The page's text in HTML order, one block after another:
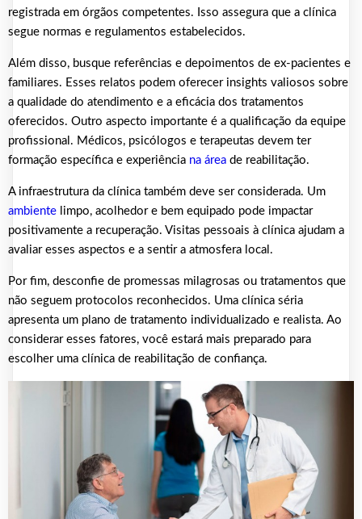
registrada em órgãos competentes. Isso assegura que a clínica
segue normas e regulamentos estabelecidos.
Além disso, busque referências e depoimentos de ex-pacientes e
familiares. Esses relatos podem oferecer insights valiosos sobre
a qualidade do atendimento e a eficácia dos tratamentos
oferecidos. Outro aspecto importante é a qualificação da equipe
profissional. Médicos, psicólogos e terapeutas devem ter
formação específica e experiência na área de reabilitação.
A infraestrutura da clínica também deve ser considerada. Um
ambiente limpo, acolhedor e bem equipado pode impactar
positivamente a recuperação. Visitas pessoais à clínica ajudam a
avaliar esses aspectos e a sentir a atmosfera local.
Por fim, desconfie de promessas milagrosas ou tratamentos que
não seguem protocolos reconhecidos. Uma clínica séria
apresenta um plano de tratamento individualizado e realista. Ao
considerar esses fatores, você estará mais preparado para
escolher uma clínica de reabilitação de confiança.